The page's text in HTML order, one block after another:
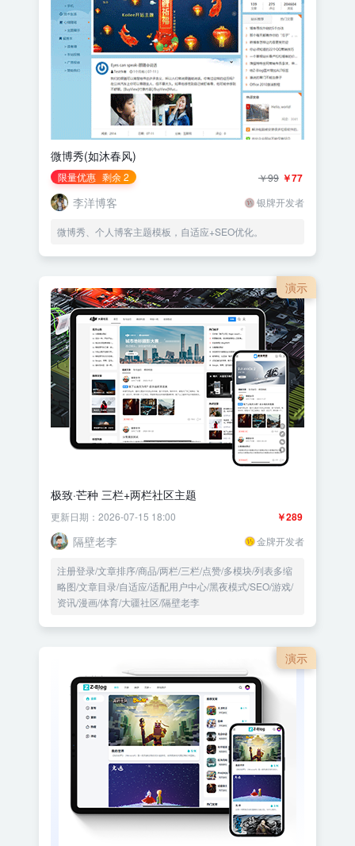
微博秀(如沐春风)
限量优惠 剩余 2 ￥77
￥99
李洋博客 银牌开发者
微博秀、个人博客主题模板，自适应+SEO优化。
演示
极致·芒种 三栏+两栏社区主题
￥289
更新日期：2026-07-15 18:00
隔壁老李 金牌开发者
注册登录/文章排序/商品/两栏/三栏/点赞/多模块/列表多缩
略图/文章目录/自适应/适配用户中心/黑夜模式/SEO/游戏/
资讯/漫画/体育/大疆社区/隔壁老李
演示